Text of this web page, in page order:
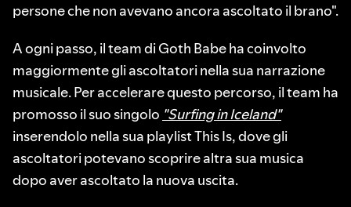
persone che non avevano ancora ascoltato il brano".
A ogni passo, il team di Goth Babe ha coinvolto
maggiormente gli ascoltatori nella sua narrazione
musicale. Per accelerare questo percorso, il team ha
promosso il suo singolo "Surfing in Iceland"
inserendolo nella sua playlist This Is, dove gli
ascoltatori potevano scoprire altra sua musica
dopo aver ascoltato la nuova uscita.